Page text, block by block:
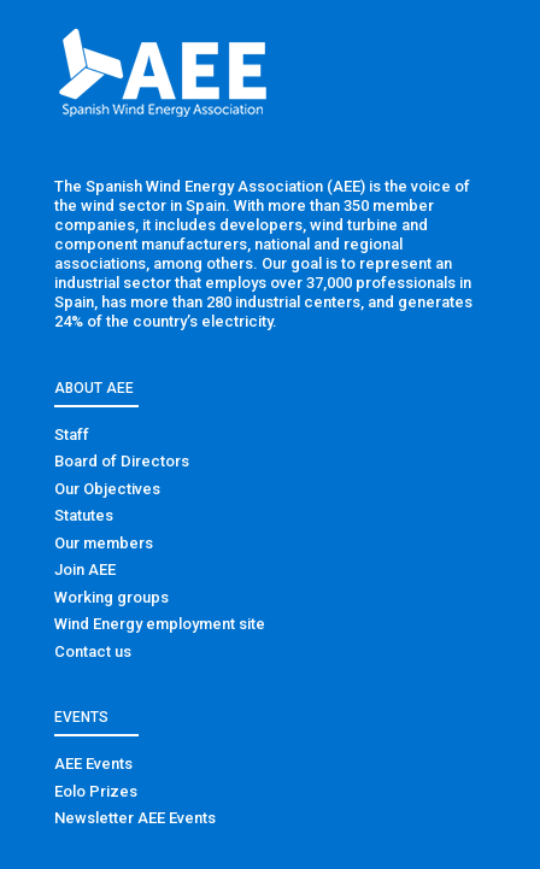
The Spanish Wind Energy Association (AEE) is the voice of
the wind sector in Spain. With more than 350 member
companies, it includes developers, wind turbine and
component manufacturers, national and regional
associations, among others. Our goal is to represent an
industrial sector that employs over 37,000 professionals in
Spain, has more than 280 industrial centers, and generates
24% of the country’s electricity.
ABOUT AEE
Staff
Board of Directors
Our Objectives
Statutes
Our members
Join AEE
Working groups
Wind Energy employment site
Contact us
EVENTS
AEE Events
Eolo Prizes
Newsletter AEE Events